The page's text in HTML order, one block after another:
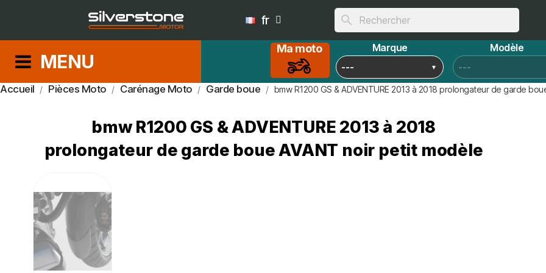
fr search
MENU
Ma moto Marque Modèle
Accueil Pièces Moto Carénage Moto Garde boue bmw R1200 GS & ADVENTURE 2013 à 2018 prolongateur de garde
bmw R1200 GS & ADVENTURE 2013 à 2018
prolongateur de garde boue AVANT noir petit modèle